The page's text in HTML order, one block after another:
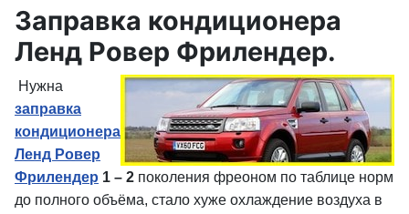
Заправка кондиционера
Ленд Ровер Фрилендер.
Нужна
заправка
кондиционера
Ленд Ровер
Фрилендер 1 – 2 поколения фреоном по таблице норм
до полного объёма, стало хуже охлаждение воздуха в